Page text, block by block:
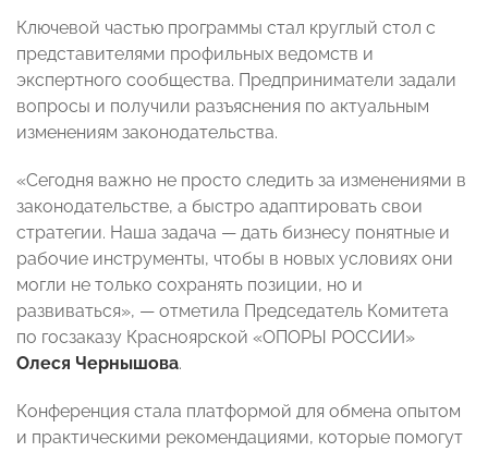
Ключевой частью программы стал круглый стол с
представителями профильных ведомств и
экспертного сообщества. Предприниматели задали
вопросы и получили разъяснения по актуальным
изменениям законодательства.
«Сегодня важно не просто следить за изменениями в
законодательстве, а быстро адаптировать свои
стратегии. Наша задача — дать бизнесу понятные и
рабочие инструменты, чтобы в новых условиях они
могли не только сохранять позиции, но и
развиваться», — отметила Председатель Комитета
по госзаказу Красноярской «ОПОРЫ РОССИИ»
Олеся Чернышова.
Конференция стала платформой для обмена опытом
и практическими рекомендациями, которые помогут